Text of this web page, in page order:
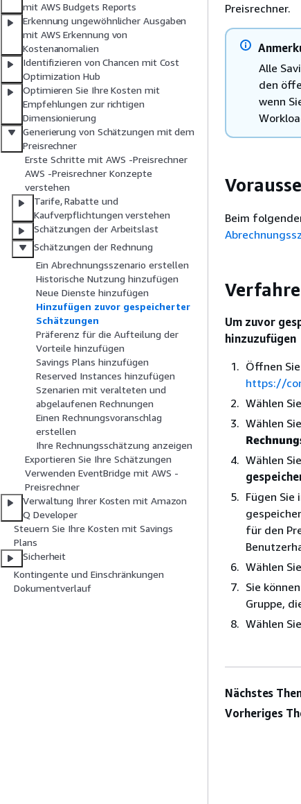
mit AWS Budgets Reports
Erkennung ungewöhnlicher Ausgaben
mit AWS Erkennung von
Kostenanomalien
Identifizieren von Chancen mit Cost
Optimization Hub
Optimieren Sie Ihre Kosten mit
Empfehlungen zur richtigen
Dimensionierung
Generierung von Schätzungen mit dem
Preisrechner
Erste Schritte mit AWS -Preisrechner
AWS -Preisrechner Konzepte
verstehen
Tarife, Rabatte und
Kaufverpflichtungen verstehen
Schätzungen der Arbeitslast
Schätzungen der Rechnung
Ein Abrechnungsszenario erstellen
Historische Nutzung hinzufügen
Neue Dienste hinzufügen
Hinzufügen zuvor gespeicherter
Schätzungen
Präferenz für die Aufteilung der
Vorteile hinzufügen
Savings Plans hinzufügen
Reserved Instances hinzufügen
Szenarien mit veralteten und
abgelaufenen Rechnungen
Einen Rechnungsvoranschlag
erstellen
Ihre Rechnungsschätzung anzeigen
Exportieren Sie Ihre Schätzungen
Verwenden EventBridge mit AWS -
Preisrechner
Verwaltung Ihrer Kosten mit Amazon
Q Developer
Steuern Sie Ihre Kosten mit Savings
Plans
Sicherheit
Kontingente und Einschränkungen
Dokumentverlauf
Preisrechner.
Alle
den
wenn
Beim
Um zuvor
hinzuzufügen
Öffnen
https://
Wählen
Wählen
Wählen
Fügen Sie
für den
Wählen
Sie
Gruppe,
Wählen Sie
Nächstes
Vorheriges